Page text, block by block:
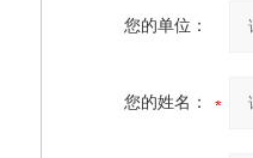
您的单位：
您的姓名：